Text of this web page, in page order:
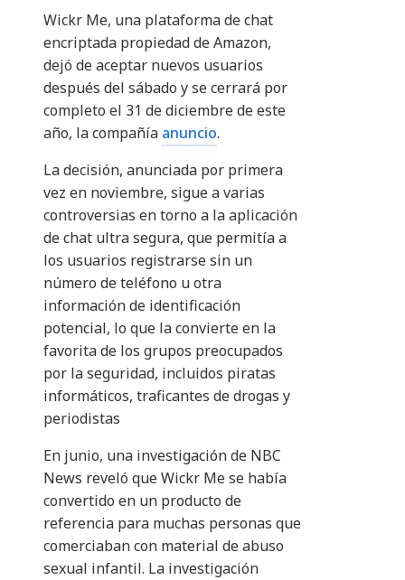
Wickr Me, una plataforma de chat
encriptada propiedad de Amazon,
dejó de aceptar nuevos usuarios
después del sábado y se cerrará por
completo el 31 de diciembre de este
año, la compañía anuncio.
La decisión, anunciada por primera
vez en noviembre, sigue a varias
controversias en torno a la aplicación
de chat ultra segura, que permitía a
los usuarios registrarse sin un
número de teléfono u otra
información de identificación
potencial, lo que la convierte en la
favorita de los grupos preocupados
por la seguridad, incluidos piratas
informáticos, traficantes de drogas y
periodistas
En junio, una investigación de NBC
News reveló que Wickr Me se había
convertido en un producto de
referencia para muchas personas que
comerciaban con material de abuso
sexual infantil. La investigación